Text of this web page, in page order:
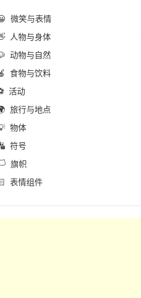
微笑与表情
人物与身体
动物与自然
食物与饮料
活动
旅行与地点
物体
符号
旗帜
表情组件